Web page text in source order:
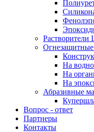
Растворители
На
На
На
Абразивные
Вопрос - ответ
Партнеры
Контакты